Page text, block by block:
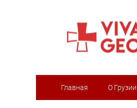
Главная О Грузии